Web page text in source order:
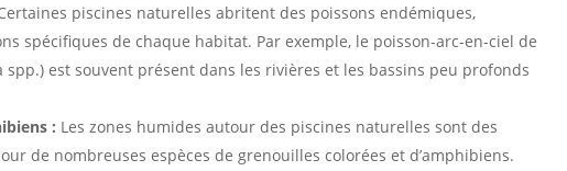
piscines naturelles abritent des poissons endémiques,
spécifiques de chaque habitat. Par exemple, le poisson-arc-en-ciel de
spp.) est souvent présent dans les rivières et les bassins peu profonds
: Les zones humides autour des piscines naturelles sont des
de nombreuses espèces de grenouilles colorées et d’amphibiens.